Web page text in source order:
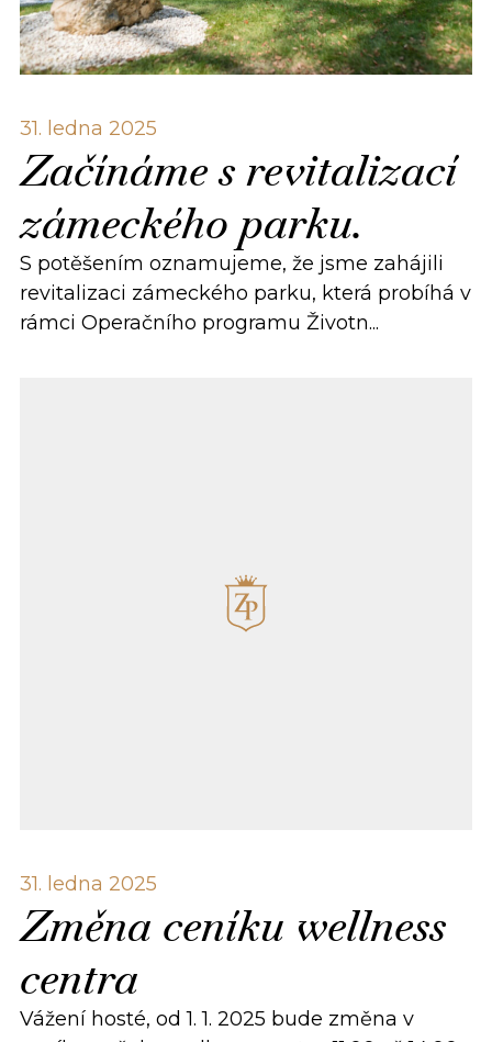
31. ledna 2025
Začínáme s revitalizací
zámeckého parku.
S potěšením oznamujeme, že jsme zahájili
revitalizaci zámeckého parku, která probíhá v
rámci Operačního programu Životn...
31. ledna 2025
Změna ceníku wellness
centra
Vážení hosté, od 1. 1. 2025 bude změna v